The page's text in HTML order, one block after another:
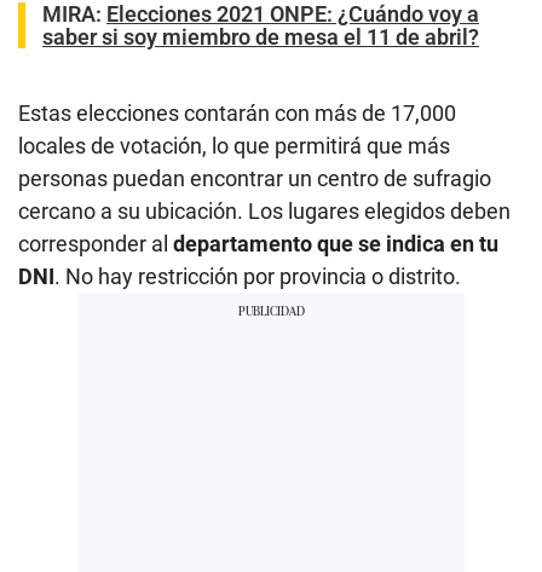
MIRA: Elecciones 2021 ONPE: ¿Cuándo voy a
saber si soy miembro de mesa el 11 de abril?
Estas elecciones contarán con más de 17,000
locales de votación, lo que permitirá que más
personas puedan encontrar un centro de sufragio
cercano a su ubicación. Los lugares elegidos deben
corresponder al departamento que se indica en tu
DNI. No hay restricción por provincia o distrito.